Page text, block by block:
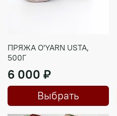
ПРЯЖА O'YARN USTA,
500Г
6 000 ₽
Выбрать